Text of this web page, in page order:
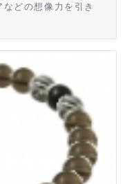
どの想像力を引き